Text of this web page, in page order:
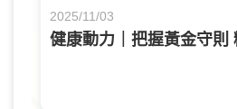
2025/11/03
健康動力｜把握黃金守則